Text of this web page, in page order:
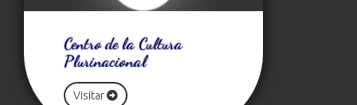
Centro de la Cultura
Plurinacional
Visitar